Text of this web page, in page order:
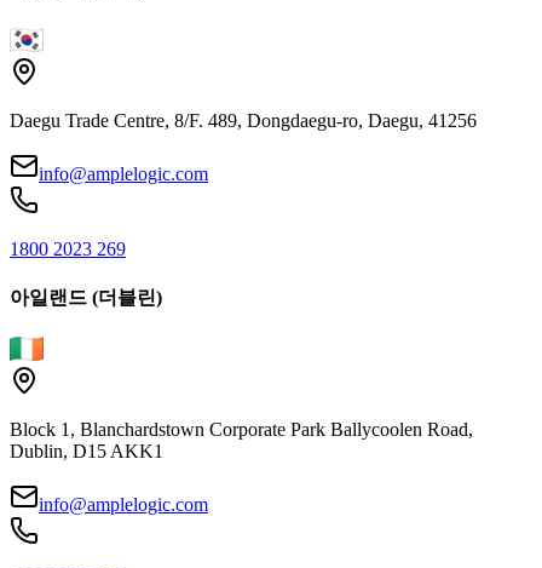
Daegu Trade Centre, 8/F. 489, Dongdaegu-ro, Daegu, 41256
info@amplelogic.com
1800 2023 269
아일랜드 (더블린)
Block 1, Blanchardstown Corporate Park Ballycoolen Road,
Dublin, D15 AKK1
info@amplelogic.com